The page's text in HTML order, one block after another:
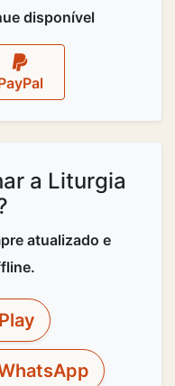
disponível
a Liturgia
atualizado e